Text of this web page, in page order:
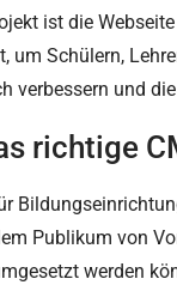
ist die
um Schülern,
verbessern und
richtige
Publikum von
werden